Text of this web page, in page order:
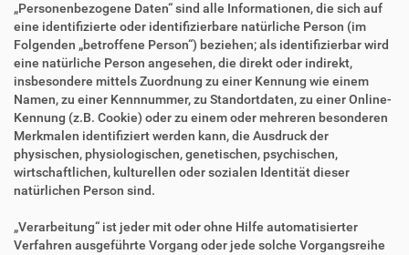
„Personenbezogene Daten“ sind alle Informationen, die sich auf
eine identifizierte oder identifizierbare natürliche Person (im
Folgenden „betroffene Person“) beziehen; als identifizierbar wird
eine natürliche Person angesehen, die direkt oder indirekt,
insbesondere mittels Zuordnung zu einer Kennung wie einem
Namen, zu einer Kennnummer, zu Standortdaten, zu einer Online-
Kennung (z.B. Cookie) oder zu einem oder mehreren besonderen
Merkmalen identifiziert werden kann, die Ausdruck der
physischen, physiologischen, genetischen, psychischen,
wirtschaftlichen, kulturellen oder sozialen Identität dieser
natürlichen Person sind.
„Verarbeitung“ ist jeder mit oder ohne Hilfe automatisierter
Verfahren ausgeführte Vorgang oder jede solche Vorgangsreihe